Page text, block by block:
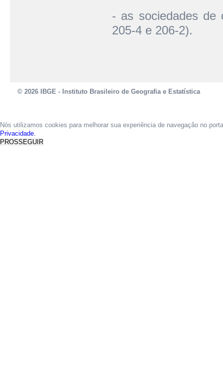
- as sociedades de
205-4 e 206-2).
© 2026 IBGE - Instituto Brasileiro de Geografia e Estatística
Nós utilizamos cookies para melhorar sua experiência de navegação no
Privacidade.
PROSSEGUIR